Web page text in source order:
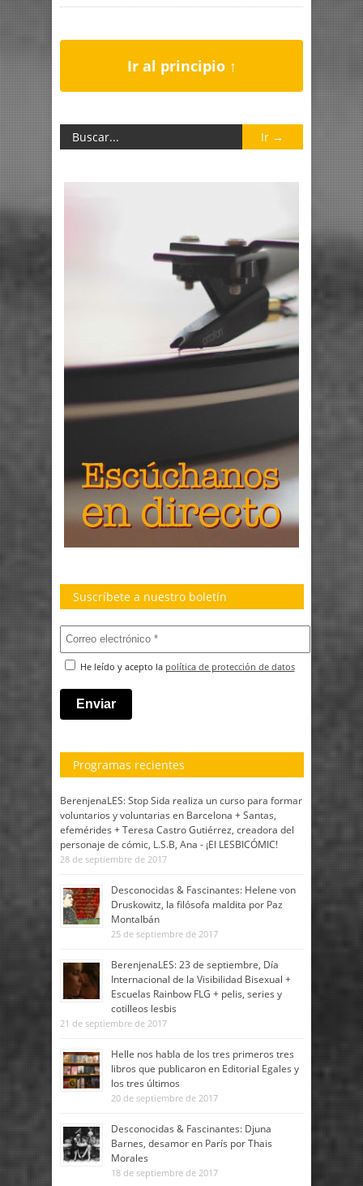
Ir al principio ↑
Suscríbete a nuestro boletín
He leído y acepto la política de protección de datos
Programas recientes
BerenjenaLES: Stop Sida realiza un curso para formar
voluntarios y voluntarias en Barcelona + Santas,
efemérides + Teresa Castro Gutiérrez, creadora del
personaje de cómic, L.S.B, Ana - ¡El LESBICÓMIC!
28 de septiembre de 2017
Desconocidas & Fascinantes: Helene von
Druskowitz, la filósofa maldita por Paz
Montalbán
25 de septiembre de 2017
BerenjenaLES: 23 de septiembre, Día
Internacional de la Visibilidad Bisexual +
Escuelas Rainbow FLG + pelis, series y
cotilleos lesbis
21 de septiembre de 2017
Helle nos habla de los tres primeros tres
libros que publicaron en Editorial Egales y
los tres últimos
20 de septiembre de 2017
Desconocidas & Fascinantes: Djuna
Barnes, desamor en París por Thais
Morales
18 de septiembre de 2017